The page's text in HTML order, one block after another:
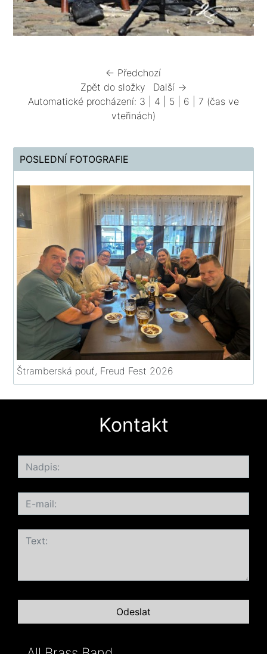
← Předchozí
Zpět do složky
Další →
Automatické procházení: 3 4 5 6 7 (čas ve
vteřinách)
POSLEDNÍ FOTOGRAFIE
Štramberská pouť, Freud Fest 2026
Kontakt